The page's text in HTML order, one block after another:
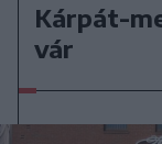
Kárpát-
vár